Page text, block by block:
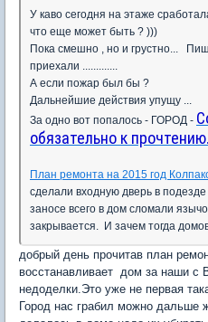
У каво сегодня на этаже
что еще может быть ? )))
Пока смешно , но и грустно...
приехали .............
А если пожар был бы ?
Дальнейшие действия упущу ...
За одно вот попалось - ГОРОД -
обязательно к прочтению.
План ремонта на 2015 год
сделали входную дверь в
заносе всего в дом сломали
закрывается. И зачем тогда
добрый день прочитав план
восстанавливает дом за наши с
недоделки.Это уже не первая
Город нас грабил можно дальше